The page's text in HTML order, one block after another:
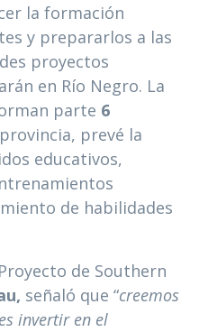
la formación
y prepararlos a las
proyectos
en Río Negro. La
parte 6
prevé la
educativos,
de habilidades
de Southern
señaló que “creemos
invertir en el